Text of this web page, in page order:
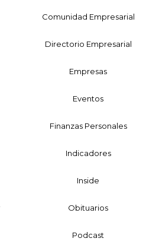
Comunidad Empresarial
Directorio Empresarial
Empresas
Eventos
Finanzas Personales
Indicadores
Inside
Obituarios
Podcast